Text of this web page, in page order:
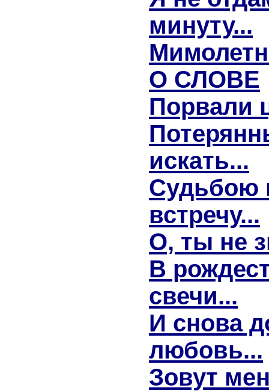
минуту...
О СЛОВЕ
Порвали
искать...
Судьбою
встречу...
О, ты не
В
свечи...
И снова
любовь...
Зовут